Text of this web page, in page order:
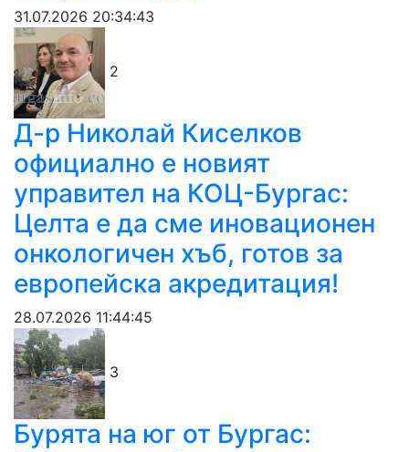
31.07.2026 20:34:43
2
Д-р Николай Киселков
официално е новият
управител на КОЦ-Бургас:
Целта е да сме иновационен
онкологичен хъб, готов за
европейска акредитация!
28.07.2026 11:44:45
3
Бурята на юг от Бургас: